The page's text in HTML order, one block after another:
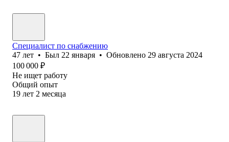
Специалист по снабжению
47 лет • Был 22 января • Обновлено 29 августа 2024
100 000 ₽
Не ищет работу
Общий опыт
19 лет 2 месяца